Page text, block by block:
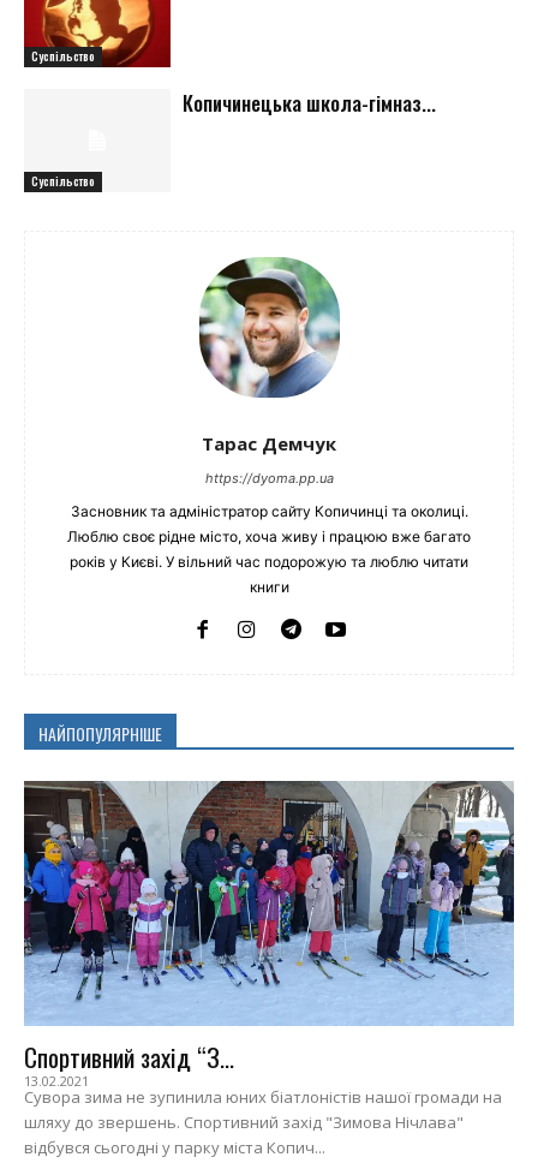
Суспільство
Суспільство
Копичинецька школа-гімназ...
Тарас Демчук
https://dyoma.pp.ua
Засновник та адміністратор сайту Копичинці та околиці.
Люблю своє рідне місто, хоча живу і працюю вже багато
років у Києві. У вільний час подорожую та люблю читати
книги
НАЙПОПУЛЯРНІШЕ
Спортивний захід “З...
13.02.2021
Сувора зима не зупинила юних біатлоністів нашої громади на
шляху до звершень. Спортивний захід "Зимова Нічлава"
відбувся сьогодні у парку міста Копич...